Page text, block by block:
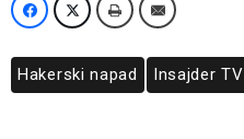
Hakerski napad Insajder TV